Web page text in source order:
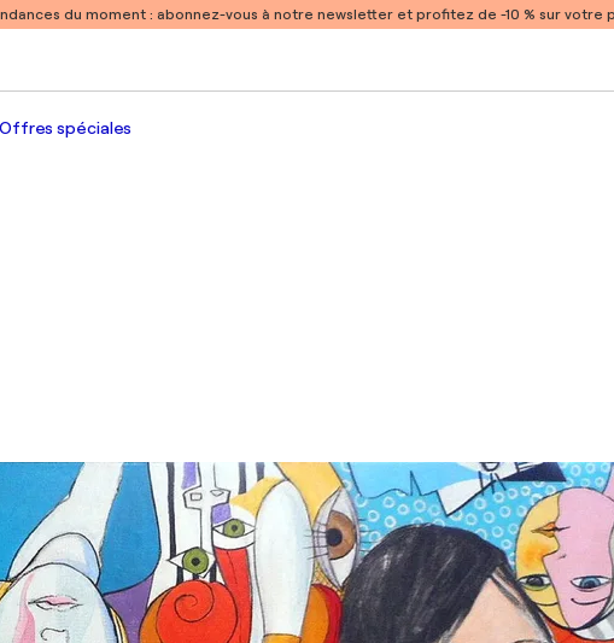
du moment : abonnez-vous à notre newsletter et profitez de -10 % sur votre
Offres spéciales